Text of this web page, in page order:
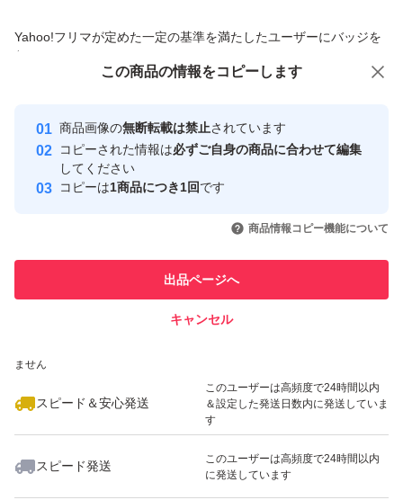
追熟させております。
お値下げはしません。
発送会社は状況によって変更することがあります。
Yahoo!フリマが定めた一定の基準を満たしたユーザーにバッジを
付与しています
安心取引出品者
心・安全なユーザーです
取引実績
引を完了させた実績があります
での取引実績があります
ません
スピード＆安心発送
このユーザーは高頻度で24時間以内
＆設定した発送日数内に発送していま
す
スピード発送
このユーザーは高頻度で24時間以内
に発送しています
この商品の情報をコピーします
商品画像の無断転載は禁止されています
コピーされた情報は必ずご自身の商品に合わせて編集
してください
コピーは1商品につき1回です
商品情報コピー機能について
出品ページへ
キャンセル
この商品をみている人にオススメ
いいね！
3,300